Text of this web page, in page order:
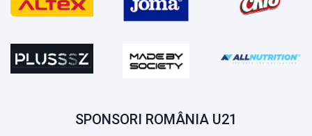
SPONSORI ROMÂNIA U21